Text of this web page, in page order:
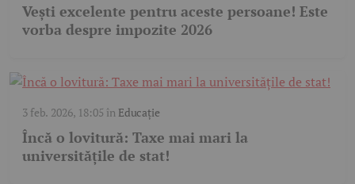
Vești excelente pentru aceste persoane! Este
vorba despre impozite 2026
3 feb. 2026, 18:05 în Educație
Încă o lovitură: Taxe mai mari la
universitățile de stat!